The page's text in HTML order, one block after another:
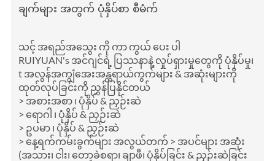
ချက်များ အတွက် ပုံနှိပ်စာ စီမံက်
သင့် အရည်အသွေး ကို ကာ ကွယ် ပေး ပါ
RUIYUAN's အင်ဂျင်ရဲ့ ပြဿနာနဲ့ လှုပ်ရှားမှုတွေကို ပုံနှိပ်မှု၊
t အလွန်အကျွံအေးအန္တရာယ်ကွက်များ & အဆုံးများကို
ထုတ်လုပ်ခြင်းကို ညွှန်ပြနိုင်တယ်
> အစားအစာ ၊ ပုံနှိပ် & ညှဉ်းဆဲ
> ရောဂါ ၊ ပုံနှိပ် & ညှဉ်းဆဲ
> ဥပမာ ၊ ပုံနှိပ် & ညှဉ်းဆဲ
> နေ့ရက်ကမ်းခွက်များ အလွယ်တက် > အပင်များ အဆုံး
(အသား၊ ငါး၊ တော့ခဲစရာ၊ ချာဖီ၊ ပုံနှိပ်ခြင်း & ညှဉ်းဆဲခြင်း